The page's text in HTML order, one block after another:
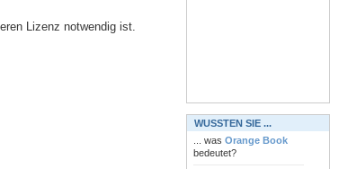
Lizenz notwendig ist.
WUSSTEN SIE ...
... was Orange Book
bedeutet?